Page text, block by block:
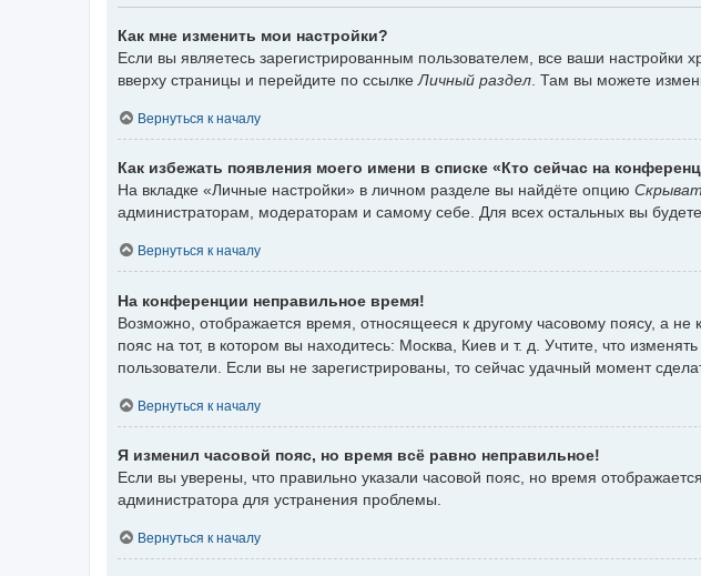
Как мне изменить мои настройки?
Если вы являетесь зарегистрированным пользователем, все ваши
вверху страницы и перейдите по ссылке Личный раздел . Там вы можете
Вернуться к началу
Как избежать появления моего имени в списке «Кто сейчас на
На вкладке «Личные настройки» в личном разделе вы найдёте опцию
администраторам, модераторам и самому себе. Для всех остальных вы
Вернуться к началу
На конференции неправильное время!
Возможно, отображается время, относящееся к другому часовому поясу, а не
пояс на тот, в котором вы находитесь: Москва, Киев и т. д. Учтите, что
пользователи. Если вы не зарегистрированы, то сейчас удачный момент
Вернуться к началу
Я изменил часовой пояс, но время всё равно неправильное!
Если вы уверены, что правильно указали часовой пояс, но время
администратора для устранения проблемы.
Вернуться к началу